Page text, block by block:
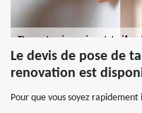
Le devis de pose de
renovation est
Pour que vous soyez